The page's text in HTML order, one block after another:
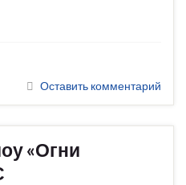
Оставить комментарий
«Огни